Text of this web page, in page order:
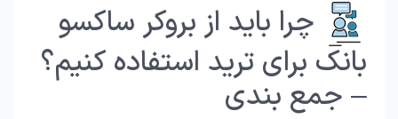
چرا باید از بروکر ساکسو
بانک برای ترید استفاده کنیم؟
– جمع بندی